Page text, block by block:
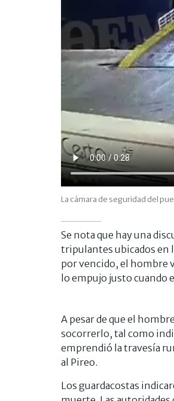
La cámara de seguridad del
Se nota que hay una
tripulantes ubicados en
por vencido, el hombre
lo empujo justo cuando
A pesar de que el
socorrerlo, tal como
emprendió la travesía
al Pireo.
Los guardacostas